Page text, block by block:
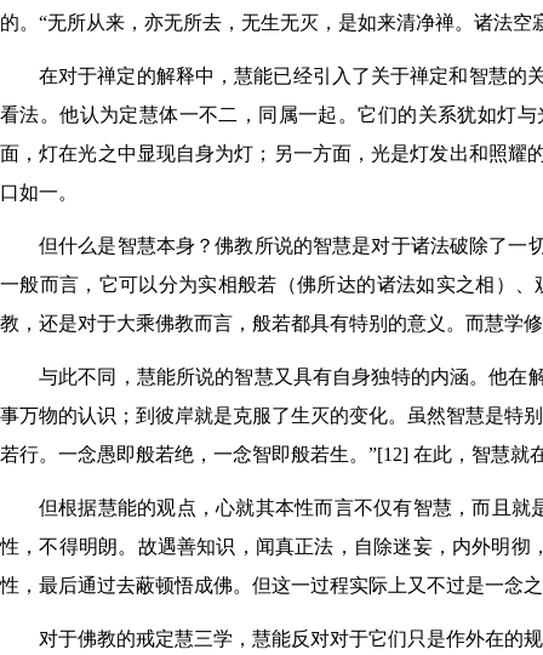
的。“无所从来，亦无所去，无生无灭，是如来清净禅。诸法
在对于禅定的解释中，慧能已经引入了关于禅定和智慧的
看法。他认为定慧体一不二，同属一起。它们的关系犹如灯
面，灯在光之中显现自身为灯；另一方面，光是灯发出和照
口如一。
但什么是智慧本身？佛教所说的智慧是对于诸法破除了一
一般而言，它可以分为实相般若（佛所达的诸法如实之相）
教，还是对于大乘佛教而言，般若都具有特别的意义。而慧学
与此不同，慧能所说的智慧又具有自身独特的内涵。他在
事万物的认识；到彼岸就是克服了生灭的变化。虽然智慧是特
若行。一念愚即般若绝，一念智即般若生。”[12] 在此，智慧
但根据慧能的观点，心就其本性而言不仅有智慧，而且
性，不得明朗。故遇善知识，闻真正法，自除迷妄，内外明
性，最后通过去蔽顿悟成佛。但这一过程实际上又不过是一念
对于佛教的戒定慧三学，慧能反对对于它们只是作外在的